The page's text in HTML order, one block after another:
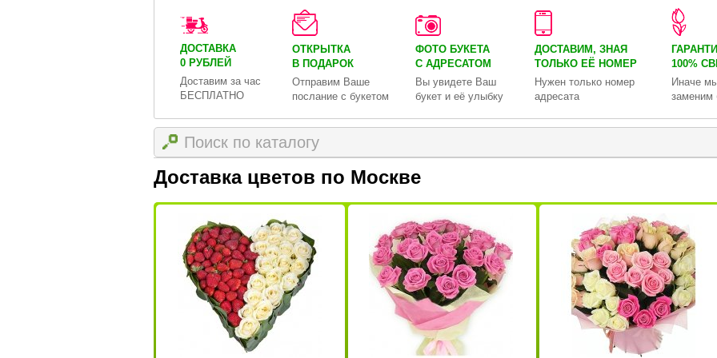
ДОСТАВКА
0 РУБЛЕЙ
Доставим за час
БЕСПЛАТНО
ОТКРЫТКА
В ПОДАРОК
Отправим Ваше
послание с букетом
ФОТО БУКЕТА
С АДРЕСАТОМ
Вы увидете Ваш
букет и её улыбку
ДОСТАВИМ, ЗНАЯ
ТОЛЬКО ЕЁ НОМЕР
Нужен только номер
адресата
100%
Иначе
заменим
Доставка цветов по Москве